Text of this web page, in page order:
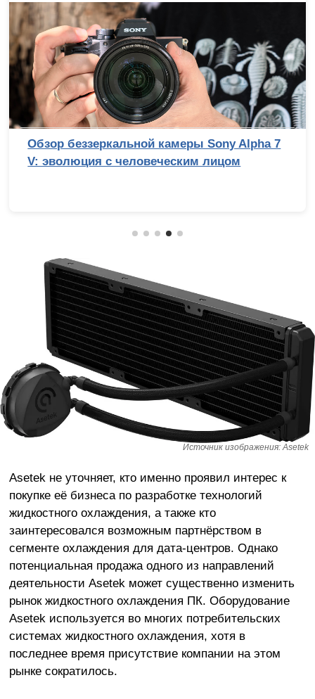
Обзор беззеркальной камеры Sony Alpha 7
V: эволюция с человеческим лицом
Источник изображения: Asetek
Asetek не уточняет, кто именно проявил интерес к
покупке её бизнеса по разработке технологий
жидкостного охлаждения, а также кто
заинтересовался возможным партнёрством в
сегменте охлаждения для дата-центров. Однако
потенциальная продажа одного из направлений
деятельности Asetek может существенно изменить
рынок жидкостного охлаждения ПК. Оборудование
Asetek используется во многих потребительских
системах жидкостного охлаждения, хотя в
последнее время присутствие компании на этом
рынке сократилось.